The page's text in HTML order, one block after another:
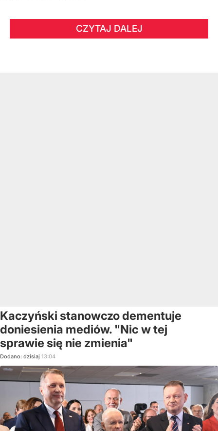
CZYTAJ DALEJ
Kaczyński stanowczo dementuje
doniesienia mediów. "Nic w tej
sprawie się nie zmienia"
Dodano: dzisiaj 13:04